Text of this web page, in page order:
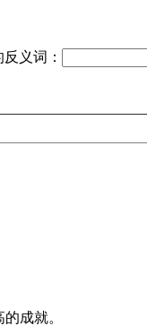
义词：
成就。